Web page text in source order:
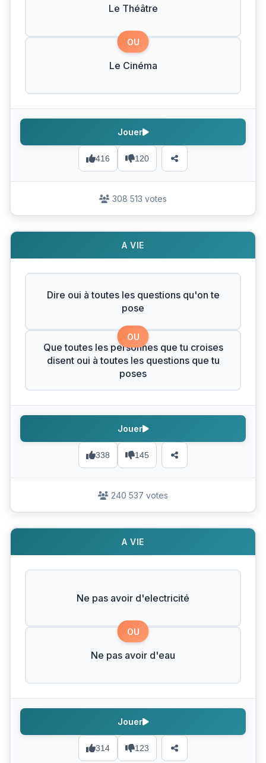
Le Théâtre
OU
Le Cinéma
416 120
Jouer
308 513 votes
A VIE
Dire oui à toutes les questions qu'on te
pose
OU
Que toutes les personnes que tu croises
disent oui à toutes les questions que tu
poses
338 145
Jouer
240 537 votes
A VIE
Ne pas avoir d'electricité
OU
Ne pas avoir d'eau
314 123
Jouer